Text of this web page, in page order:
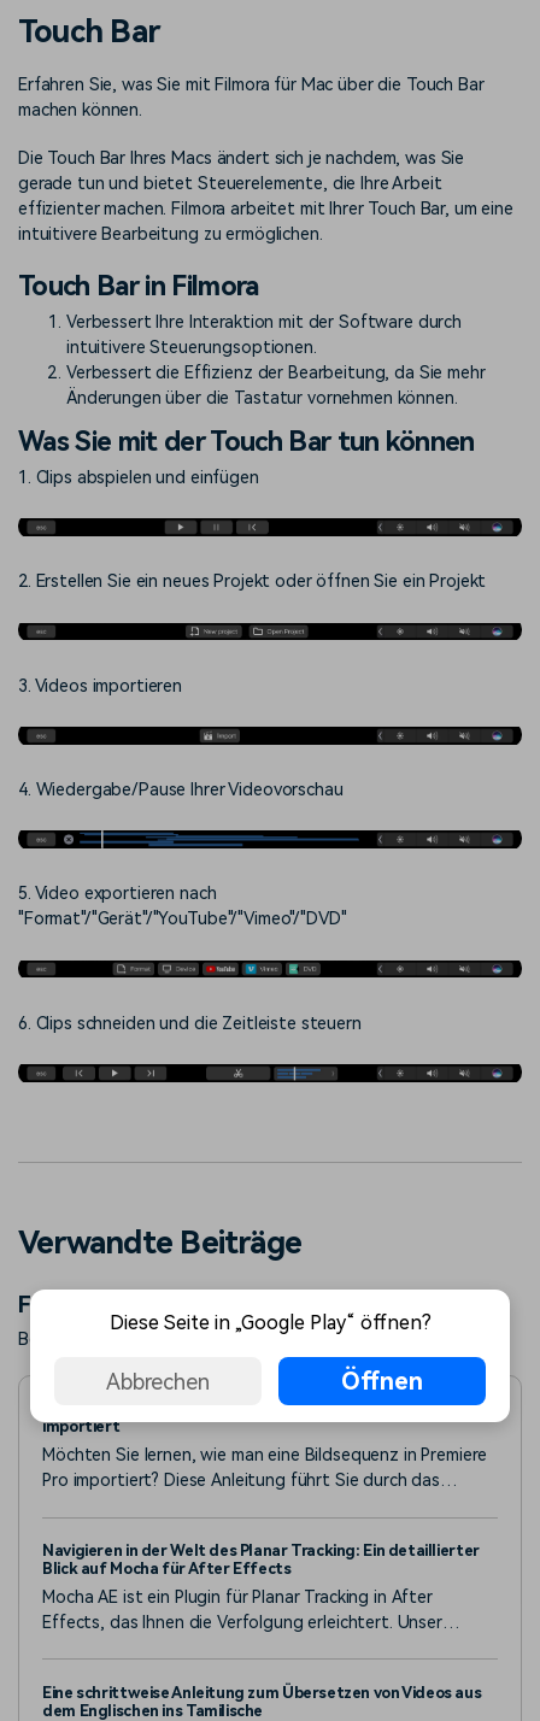
Prompts – schnell ähnliche
Videos erstellen
Lernen, ausdrücken und
erweitern Sie Ihre
Videobearbeitungs-
Fähigkeiten mit Filmora
Erfahren Sie, wie Sie einen
Spezialeffekt erzeugen
können
Creator
Monetarisierungs-
Programm
Monetarisieren Sie
Ihren Einfluss mit Filmora
Freunde-werben-
Programm
An Freunde empfehlen,
Belohnungen erhalten
Blog
Kunden-Support
Über Uns
Unsere Mission, Geschichte
Bewertungen
Bewertungen
Erfahren Sie, wie unsere
Suchen
Touch Bar
Erfahren Sie, was Sie mit Filmora für Mac über die Touch Bar
machen können.
Die Touch Bar Ihres Macs ändert sich je nachdem, was Sie
gerade tun und bietet Steuerelemente, die Ihre Arbeit
effizienter machen. Filmora arbeitet mit Ihrer Touch Bar, um eine
intuitivere Bearbeitung zu ermöglichen.
Touch Bar in Filmora
Verbessert Ihre Interaktion mit der Software durch
intuitivere Steuerungsoptionen.
Verbessert die Effizienz der Bearbeitung, da Sie mehr
Änderungen über die Tastatur vornehmen können.
Was Sie mit der Touch Bar tun können
1. Clips abspielen und einfügen
2. Erstellen Sie ein neues Projekt oder öffnen Sie ein Projekt
3. Videos importieren
4. Wiedergabe/Pause Ihrer Videovorschau
5. Video exportieren nach
"Format"/"Gerät"/"YouTube"/"Vimeo"/"DVD"
6. Clips schneiden und die Zeitleiste steuern
Verwandte Beiträge
Featured Articles
Beliebte Artikel von Wondershare erfahren Sie mehr.
Wie man eine Bildsequenz in Premiere Pro im Jahr 2025
importiert
Möchten Sie lernen, wie man eine Bildsequenz in Premiere
Pro importiert? Diese Anleitung führt Sie durch das
Navigieren in der Welt des Planar Tracking: Ein detaillierter
Blick auf Mocha für After Effects
Mocha AE ist ein Plugin für Planar Tracking in After
Effects, das Ihnen die Verfolgung erleichtert. Unser
Eine schrittweise Anleitung zum Übersetzen von Videos aus
dem Englischen ins Tamilische
Diese Seite in „Google Play“ öffnen?
Abbrechen Öffnen